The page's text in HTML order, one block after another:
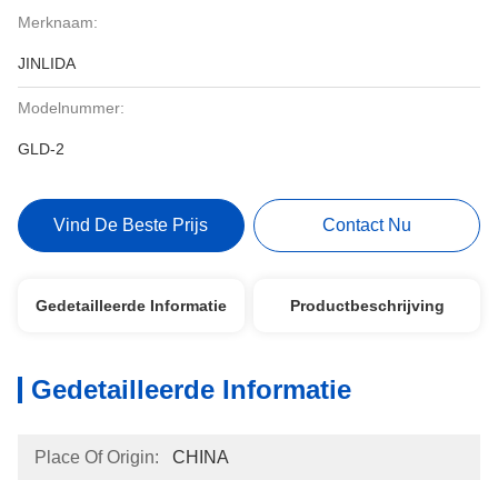
Merknaam:
JINLIDA
Modelnummer:
GLD-2
Vind De Beste Prijs Contact Nu
Gedetailleerde Informatie Productbeschrijving
Gedetailleerde Informatie
Place Of Origin: CHINA